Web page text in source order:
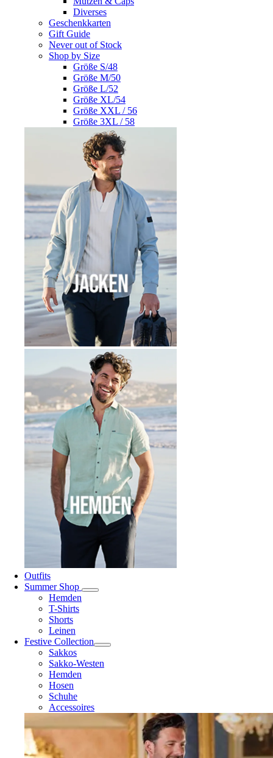
Diverses
Geschenkkarten
Gift Guide
Never out of Stock
Shop by Size
Größe S/48
Größe M/50
Größe L/52
Größe XL/54
Größe XXL / 56
Größe 3XL / 58
Outfits
Summer Shop
Hemden
T-Shirts
Shorts
Leinen
Festive Collection
Sakkos
Sakko-Westen
Hemden
Hosen
Schuhe
Accessoires